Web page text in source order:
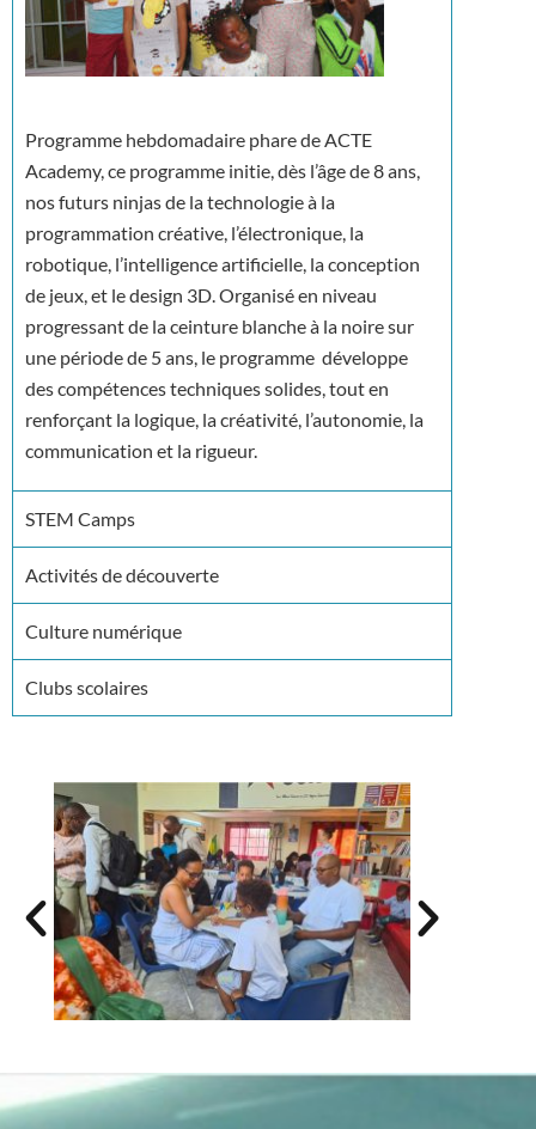
Programme hebdomadaire phare de ACTE
Academy, ce programme initie, dès l’âge de 8 ans,
nos futurs ninjas de la technologie à la
programmation créative, l’électronique, la
robotique, l’intelligence artificielle, la conception
de jeux, et le design 3D. Organisé en niveau
progressant de la ceinture blanche à la noire sur
une période de 5 ans, le programme développe
des compétences techniques solides, tout en
renforçant la logique, la créativité, l’autonomie, la
communication et la rigueur.
STEM Camps
Activités de découverte
Culture numérique
Clubs scolaires